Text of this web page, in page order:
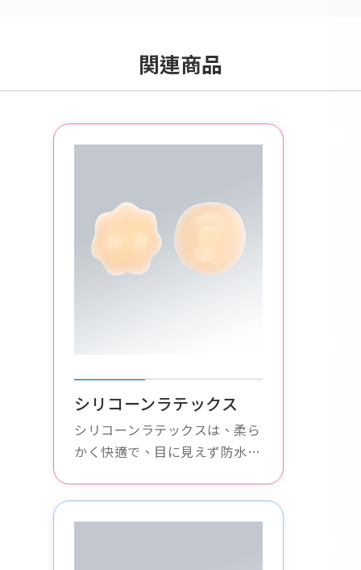
関連商品
シリコーンラテックス
シリコーンラテックスは、柔ら
かく快適で、目に見えず防水性
適しており、安全で思いやりの